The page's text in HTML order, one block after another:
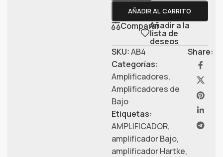
AÑADIR AL CARRITO
CompararAñadir a la
lista de
deseos
SKU:AB4
Categorías:
Amplificadores,
Amplificadores de
Bajo
Etiquetas:
AMPLIFICADOR,
amplificador Bajo,
amplificador Hartke,
Share: